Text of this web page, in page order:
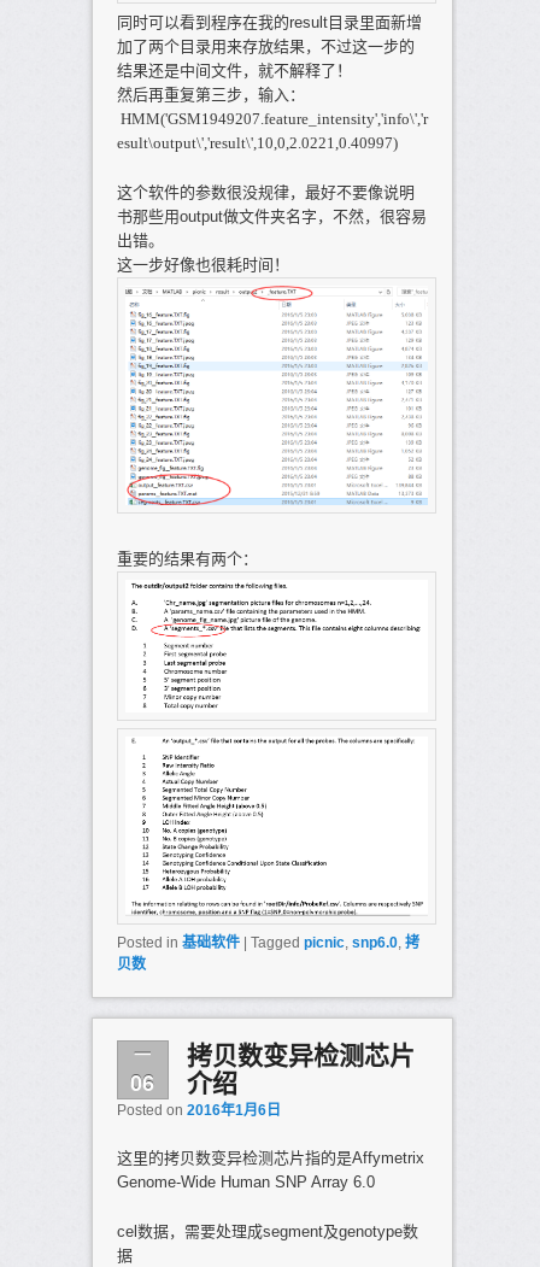
同时可以看到程序在我的result目录里面新增
加了两个目录用来存放结果，不过这一步的
结果还是中间文件，就不解释了！
然后再重复第三步，输入：
HMM('GSM1949207.feature_intensity','info\','r
esult\output\','result\',10,0,2.0221,0.40997)
这个软件的参数很没规律，最好不要像说明
书那些用output做文件夹名字，不然，很容易
出错。
这一步好像也很耗时间！
重要的结果有两个：
Posted in 基础软件 Tagged picnic, snp6.0, 拷
贝数
一
06
拷贝数变异检测芯片
介绍
Posted on 2016年1月6日
这里的拷贝数变异检测芯片指的是Affymetrix
Genome-Wide Human SNP Array 6.0
cel数据，需要处理成segment及genotype数
据